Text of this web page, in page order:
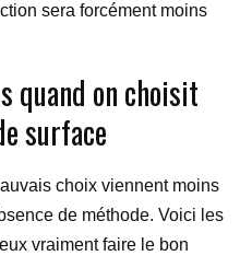
sera forcément moins
quand on choisit
surface
choix viennent moins
de méthode. Voici les
vraiment faire le bon